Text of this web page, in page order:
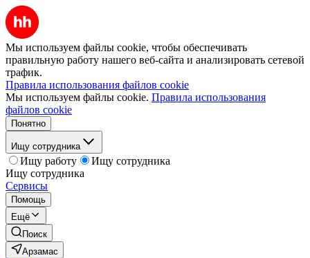
Мы используем файлы cookie, чтобы обеспечивать
правильную работу нашего веб-сайта и анализировать сетевой
трафик.
Правила использования файлов cookie
Мы используем файлы cookie. Правила использования
файлов cookie
Понятно
Ищу сотрудника
Ищу работу
Ищу сотрудника
Ищу сотрудника
Сервисы
Помощь
Ещё
Поиск
Арзамас